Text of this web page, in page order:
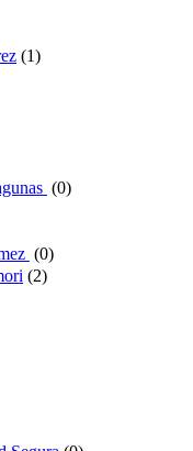
(1)
(0)
(0)
(2)